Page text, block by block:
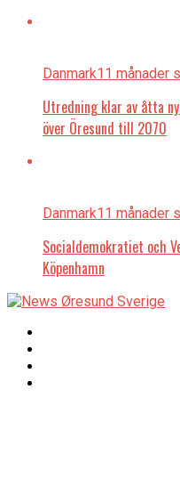
Danmark11 månader
Utredning klar av åtta
över Öresund till 2070
Danmark11 månader
Socialdemokratiet och
Köpenhamn